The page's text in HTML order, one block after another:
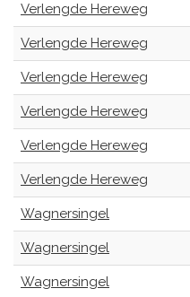
Verlengde Hereweg
Verlengde Hereweg
Verlengde Hereweg
Verlengde Hereweg
Verlengde Hereweg
Verlengde Hereweg
Wagnersingel
Wagnersingel
Wagnersingel